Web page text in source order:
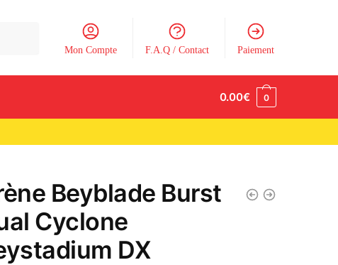
Mon Compte F.A.Q / Contact Paiement
0.00€ 0
Beyblade Burst
Cyclone
DX